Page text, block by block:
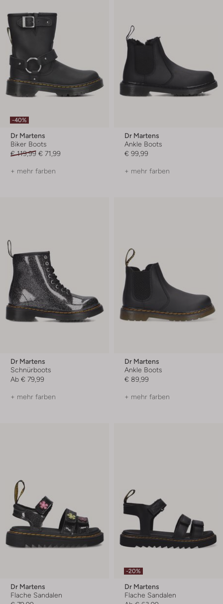
-40%
Dr Martens
Biker Boots
€ 119,99 € 71,99
+ mehr farben
Dr Martens
Ankle Boots
€ 99,99
+ mehr farben
Dr Martens
Schnürboots
Ab € 79,99
+ mehr farben
Dr Martens
Ankle Boots
€ 89,99
+ mehr farben
Dr Martens
Flache Sandalen
-20%
Dr Martens
Flache Sandalen